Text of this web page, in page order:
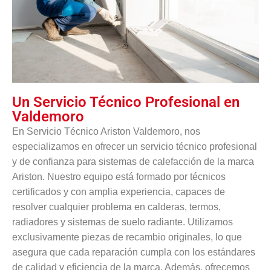
Un Servicio Técnico Profesional en
Valdemoro
En Servicio Técnico Ariston Valdemoro, nos
especializamos en ofrecer un servicio técnico profesional
y de confianza para sistemas de calefacción de la marca
Ariston. Nuestro equipo está formado por técnicos
certificados y con amplia experiencia, capaces de
resolver cualquier problema en calderas, termos,
radiadores y sistemas de suelo radiante. Utilizamos
exclusivamente piezas de recambio originales, lo que
asegura que cada reparación cumpla con los estándares
de calidad y eficiencia de la marca. Además, ofrecemos